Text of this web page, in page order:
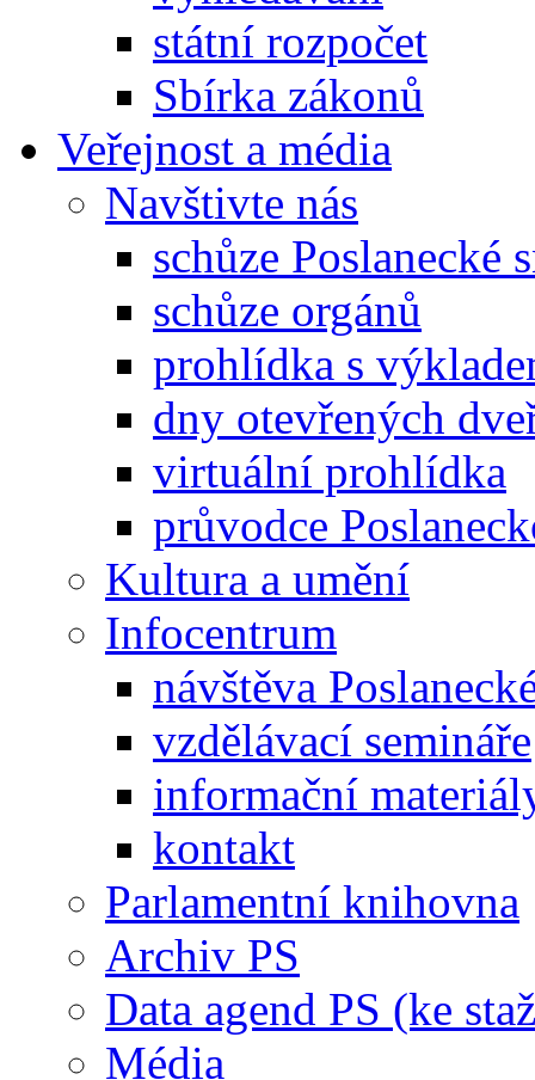
státní rozpočet
Sbírka zákonů
Veřejnost a média
Navštivte nás
schůze Poslanecké
schůze orgánů
prohlídka s
dny otevřených
virtuální prohlídka
průvodce
Kultura a umění
Infocentrum
návštěva
vzdělávací semináře
informační
kontakt
Parlamentní knihovna
Archiv PS
Data agend PS (ke
Média